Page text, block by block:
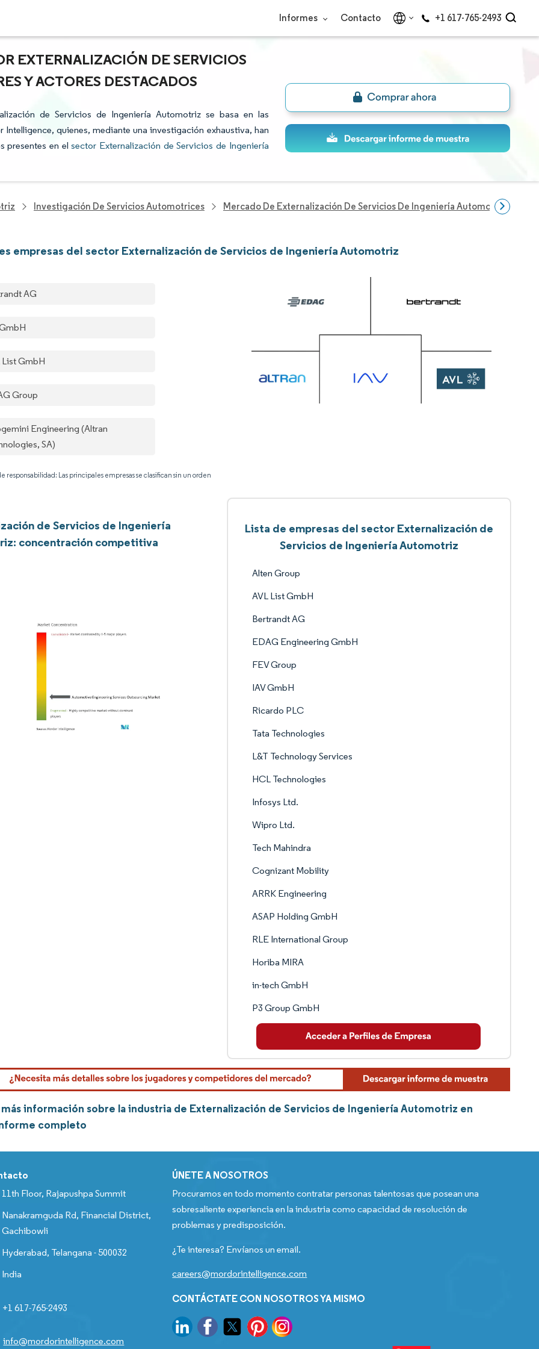
Informes Contacto +1 617-765-2493
EXTERNALIZACIÓN DE SERVICIOS
Y ACTORES DESTACADOS
de Servicios de Ingeniería Automotriz se basa en las
quienes, mediante una investigación exhaustiva, han
presentes en elsector Externalización de Servicios de Ingeniería
Investigación De Servicios Automotrices Mercado De Externalización De Servicios De Ingeniería Automotriz
empresas del sector Externalización de Servicios de Ingeniería Automotriz
AG
List GmbH
Group
Engineering (Altran
SA)
responsabilidad: Las principales empresas se clasifican sin un orden
de Servicios de Ingeniería
concentración competitiva
Lista de empresas del sector Externalización de
Servicios de Ingeniería Automotriz
Alten Group
AVL List GmbH
Bertrandt AG
EDAG Engineering GmbH
FEV Group
IAV GmbH
Ricardo PLC
Tata Technologies
L&T Technology Services
HCL Technologies
Infosys Ltd.
Wipro Ltd.
Tech Mahindra
Cognizant Mobility
ARRK Engineering
ASAP Holding GmbH
RLE International Group
Horiba MIRA
in-tech GmbH
P3 Group GmbH
información sobre la industria de Externalización de Servicios de Ingeniería Automotriz en
completo
11th Floor, Rajapushpa Summit
Nanakramguda Rd, Financial District,
Gachibowli
Hyderabad, Telangana - 500032
India
+1 617-765-2493
info@mordorintelligence.com
ÚNETE A NOSOTROS
Procuramos en todo momento contratar personas talentosas que posean una
sobresaliente experiencia en la industria como capacidad de resolución de
problemas y predisposición.
¿Te interesa? Envíanos un email.
careers@mordorintelligence.com
CONTÁCTATE CON NOSOTROS YA MISMO